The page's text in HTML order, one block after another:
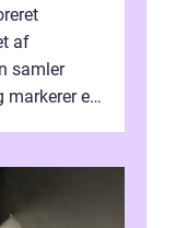
af
samler
markerer et